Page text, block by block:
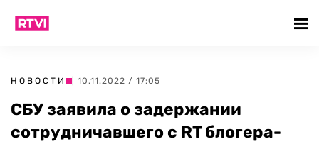
НОВОСТИ | 10.11.2022 / 17:05
СБУ заявила о задержании
сотрудничавшего с RT блогера-